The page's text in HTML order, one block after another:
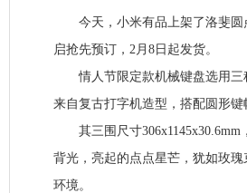
今天，小米有品上架了洛斐圆
启抢先预订，2月8日起发货。
情人节限定款机械键盘选用三
来自复古打字机造型，搭配圆形键
其三围尺寸306x1145x30.6mm
背光，亮起的点点星芒，犹如玫
环境。